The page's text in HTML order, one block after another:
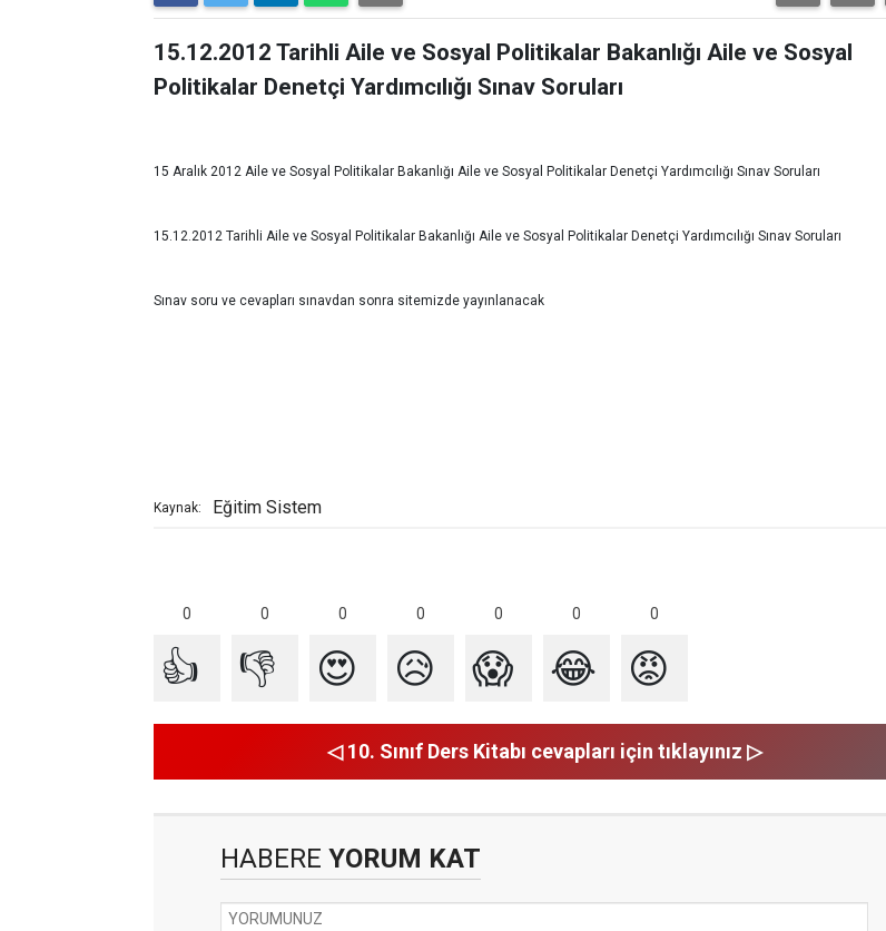
15.12.2012 Tarihli Aile ve Sosyal Politikalar Bakanlığı Aile ve Sosyal
Politikalar Denetçi Yardımcılığı Sınav Soruları
15 Aralık 2012 Aile ve Sosyal Politikalar Bakanlığı Aile ve Sosyal Politikalar Denetçi Yardımcılığı Sınav Soruları
15.12.2012 Tarihli Aile ve Sosyal Politikalar Bakanlığı Aile ve Sosyal Politikalar Denetçi Yardımcılığı Sınav Soruları
Sınav soru ve cevapları sınavdan sonra sitemizde yayınlanacak
Kaynak: Eğitim Sistem
0 0 0 0 0 0 0
👍 👎 😍 😥 😱 😂 😡
◁ 10. Sınıf Ders Kitabı cevapları için tıklayınız ▷
HABERE YORUM KAT